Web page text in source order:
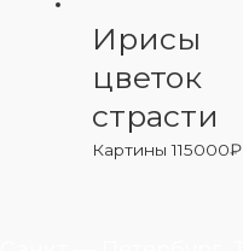
Ирисы
цветок
страсти
Картины115000₽